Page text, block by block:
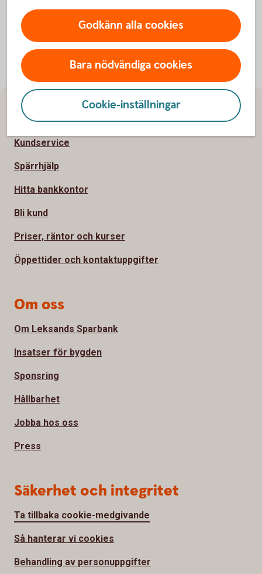
Godkänn alla cookies
Bara nödvändiga cookies
Cookie-inställningar
Sidfot
Hitta snabbt
Kundservice
Spärrhjälp
Hitta bankkontor
Bli kund
Priser, räntor och kurser
Öppettider och kontaktuppgifter
Om oss
Om Leksands Sparbank
Insatser för bygden
Sponsring
Hållbarhet
Jobba hos oss
Press
Säkerhet och integritet
Ta tillbaka cookie-medgivande
Så hanterar vi cookies
Behandling av personuppgifter